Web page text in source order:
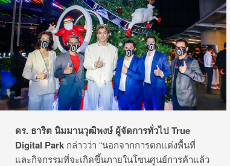
ดร. ธาริต นิมมานวุฒิพงษ์ ผู้จัดการทั่วไปTrue
Digital Park กล่าวว่า “นอกจากการตกแต่งพื้นที่
และกิจกรรมที่จะเกิดขึ้นภายในโซนศูนย์การค้าแล้ว